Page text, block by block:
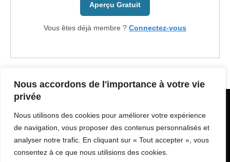
Nous accordons de l'importance à votre vie
privée
Nous utilisons des cookies pour améliorer votre expérience
de navigation, vous proposer des contenus personnalisés et
analyser notre trafic. En cliquant sur « Tout accepter », vous
consentez à ce que nous utilisions des cookies.
Aperçu Gratuit
Vous êtes déjà membre ? Connectez-vous
Copyright © Bdcollector.fr | Tous Droits Réservés
Contact
Conditions Générales de Vente
Mentions légales